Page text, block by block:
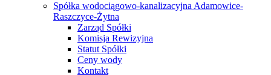
Spółka wodociągowo-kanalizacyjna Adamowice-
Raszczyce-Żytna
Zarząd Spółki
Komisja Rewizyjna
Statut Spółki
Ceny wody
Kontakt